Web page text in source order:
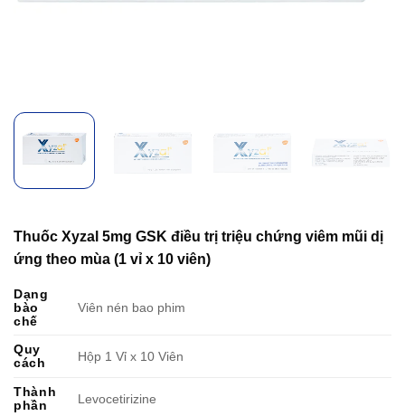
Thuốc Xyzal 5mg GSK điều trị triệu chứng viêm mũi dị
ứng theo mùa (1 vỉ x 10 viên)
Dạng
bào
chế
Viên nén bao phim
Quy
cách
Hộp 1 Vỉ x 10 Viên
Thành
phần
Levocetirizine